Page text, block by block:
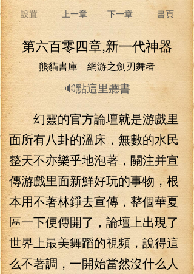
設置 上一章 下一章 書頁
第六百零四章,新一代神器
熊貓書庫 網游之劍刃舞者
🔊點這里聽書
幻靈的官方論壇就是游戲里
面所有八卦的溫床，無數的水民
整天不亦樂乎地泡著，關注并宣
傳游戲里面新鮮好玩的事物，根
本用不著林錚去宣傳，整個華夏
區一下便傳開了，論壇上出現了
世界上最美舞蹈的視頻，說得這
么不著調，一開始當然沒什么人